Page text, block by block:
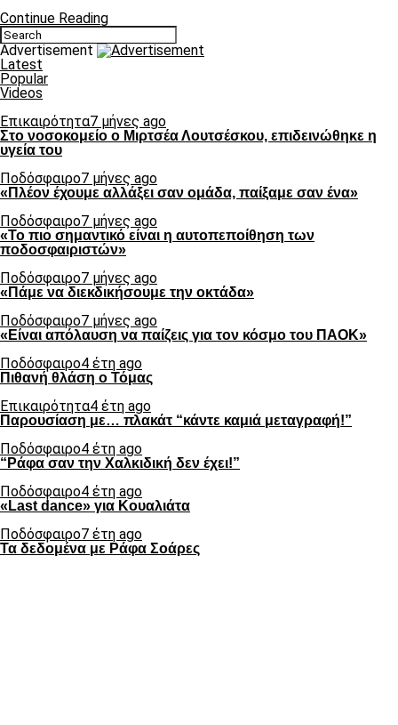
Continue Reading
Advertisement
Latest
Popular
Videos
Επικαιρότητα7 μήνες ago
Στο νοσοκομείο ο Μιρτσέα Λουτσέσκου, επιδεινώθηκε η
υγεία του
Ποδόσφαιρο7 μήνες ago
«Πλέον έχουμε αλλάξει σαν ομάδα, παίξαμε σαν ένα»
Ποδόσφαιρο7 μήνες ago
«Το πιο σημαντικό είναι η αυτοπεποίθηση των
ποδοσφαιριστών»
Ποδόσφαιρο7 μήνες ago
«Πάμε να διεκδικήσουμε την οκτάδα»
Ποδόσφαιρο7 μήνες ago
«Είναι απόλαυση να παίζεις για τον κόσμο του ΠΑΟΚ»
Ποδόσφαιρο4 έτη ago
Πιθανή θλάση ο Τόμας
Επικαιρότητα4 έτη ago
Παρουσίαση με… πλακάτ “κάντε καμιά μεταγραφή!”
Ποδόσφαιρο4 έτη ago
“Ράφα σαν την Χαλκιδική δεν έχει!”
Ποδόσφαιρο4 έτη ago
«Last dance» για Κουαλιάτα
Ποδόσφαιρο7 έτη ago
Τα δεδομένα με Ράφα Σοάρες